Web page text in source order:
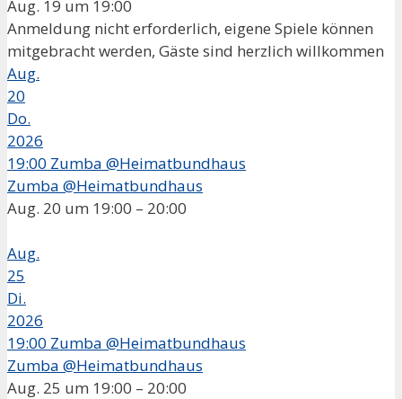
Aug. 19 um 19:00
Anmeldung nicht erforderlich, eigene Spiele können
mitgebracht werden, Gäste sind herzlich willkommen
Aug.
20
Do.
2026
19:00 Zumba @Heimatbundhaus
Zumba @Heimatbundhaus
Aug. 20 um 19:00 – 20:00
Aug.
25
Di.
2026
19:00 Zumba @Heimatbundhaus
Zumba @Heimatbundhaus
Aug. 25 um 19:00 – 20:00